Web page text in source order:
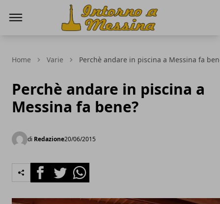
Home Varie Perchè andare in piscina a Messina fa
Perchè andare in piscina a
Messina fa bene?
di Redazione20/06/2015
FacebookTwitterWhatsapp